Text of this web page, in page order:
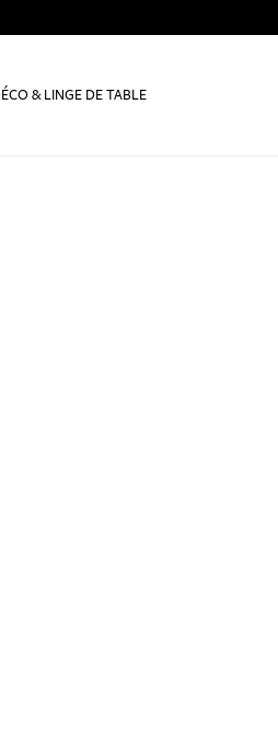
& LINGE DE TABLE